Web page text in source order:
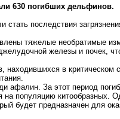
630 погибших дельфинов.
последствия
тяжелые необратимые
железы и почек,
в критическом
афалин. За этот период
на популяцию китообразных.
будет предназначен для